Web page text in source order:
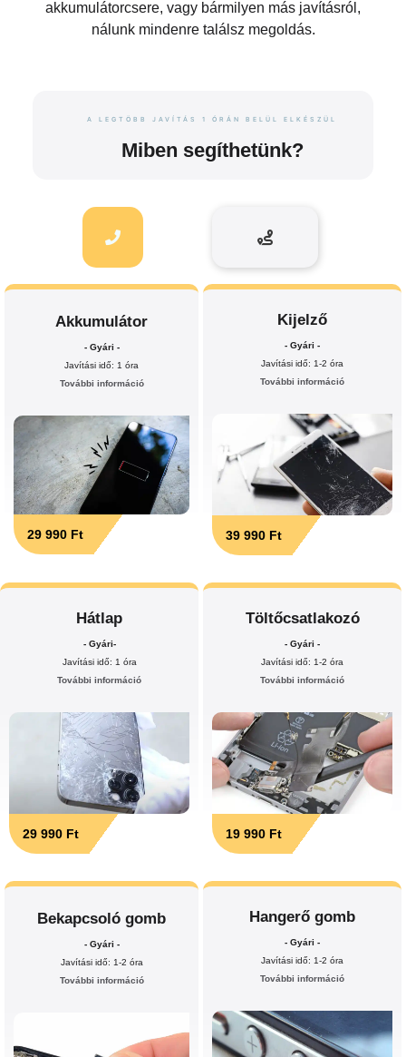
akkumulátorcsere, vagy bármilyen más javításról,
nálunk mindenre találsz megoldás.
A LEGTÖBB JAVÍTÁS 1 ÓRÁN BELÜL ELKÉSZÜL
Miben segíthetünk?
Akkumulátor
- Gyári -
Javítási idő: 1 óra
További információ
29 990 Ft
Kijelző
- Gyári -
Javítási idő: 1-2 óra
További információ
39 990 Ft
Hátlap
- Gyári-
Javítási idő: 1 óra
További információ
29 990 Ft
Töltőcsatlakozó
- Gyári -
Javítási idő: 1-2 óra
További információ
19 990 Ft
Bekapcsoló gomb
- Gyári -
Javítási idő: 1-2 óra
További információ
Hangerő gomb
- Gyári -
Javítási idő: 1-2 óra
További információ